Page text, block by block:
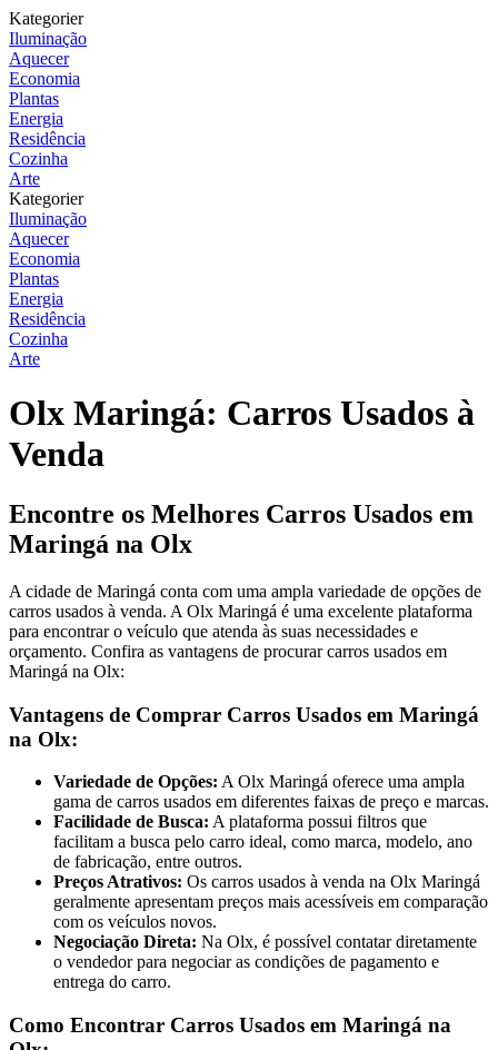
Kategorier
Iluminação
Aquecer
Economia
Plantas
Energia
Residência
Cozinha
Arte
Kategorier
Iluminação
Aquecer
Economia
Plantas
Energia
Residência
Cozinha
Arte
Olx Maringá: Carros Usados à
Venda
Encontre os Melhores Carros Usados em
Maringá na Olx
A cidade de Maringá conta com uma ampla variedade de opções de
carros usados à venda. A Olx Maringá é uma excelente plataforma
para encontrar o veículo que atenda às suas necessidades e
orçamento. Confira as vantagens de procurar carros usados em
Maringá na Olx:
Vantagens de Comprar Carros Usados em Maringá
na Olx:
Variedade de Opções: A Olx Maringá oferece uma ampla
gama de carros usados em diferentes faixas de preço e marcas.
Facilidade de Busca: A plataforma possui filtros que
facilitam a busca pelo carro ideal, como marca, modelo, ano
de fabricação, entre outros.
Preços Atrativos: Os carros usados à venda na Olx Maringá
geralmente apresentam preços mais acessíveis em comparação
com os veículos novos.
Negociação Direta: Na Olx, é possível contatar diretamente
o vendedor para negociar as condições de pagamento e
entrega do carro.
Como Encontrar Carros Usados em Maringá na